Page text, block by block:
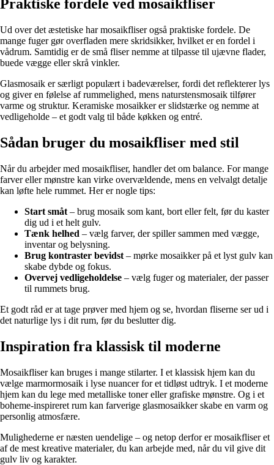
Praktiske fordele ved mosaikfliser
Ud over det æstetiske har mosaikfliser også praktiske fordele. De
mange fuger gør overfladen mere skridsikker, hvilket er en fordel i
vådrum. Samtidig er de små fliser nemme at tilpasse til ujævne flader,
buede vægge eller skrå vinkler.
Glasmosaik er særligt populært i badeværelser, fordi det reflekterer lys
og giver en følelse af rummelighed, mens naturstensmosaik tilfører
varme og struktur. Keramiske mosaikker er slidstærke og nemme at
vedligeholde – et godt valg til både køkken og entré.
Sådan bruger du mosaikfliser med stil
Når du arbejder med mosaikfliser, handler det om balance. For mange
farver eller mønstre kan virke overvældende, mens en velvalgt detalje
kan løfte hele rummet. Her er nogle tips:
Start småt – brug mosaik som kant, bort eller felt, før du kaster
dig ud i et helt gulv.
Tænk helhed – vælg farver, der spiller sammen med vægge,
inventar og belysning.
Brug kontraster bevidst – mørke mosaikker på et lyst gulv kan
skabe dybde og fokus.
Overvej vedligeholdelse – vælg fuger og materialer, der passer
til rummets brug.
Et godt råd er at tage prøver med hjem og se, hvordan fliserne ser ud i
det naturlige lys i dit rum, før du beslutter dig.
Inspiration fra klassisk til moderne
Mosaikfliser kan bruges i mange stilarter. I et klassisk hjem kan du
vælge marmormosaik i lyse nuancer for et tidløst udtryk. I et moderne
hjem kan du lege med metalliske toner eller grafiske mønstre. Og i et
boheme-inspireret rum kan farverige glasmosaikker skabe en varm og
personlig atmosfære.
Mulighederne er næsten uendelige – og netop derfor er mosaikfliser et
af de mest kreative materialer, du kan arbejde med, når du vil give dit
gulv liv og karakter.